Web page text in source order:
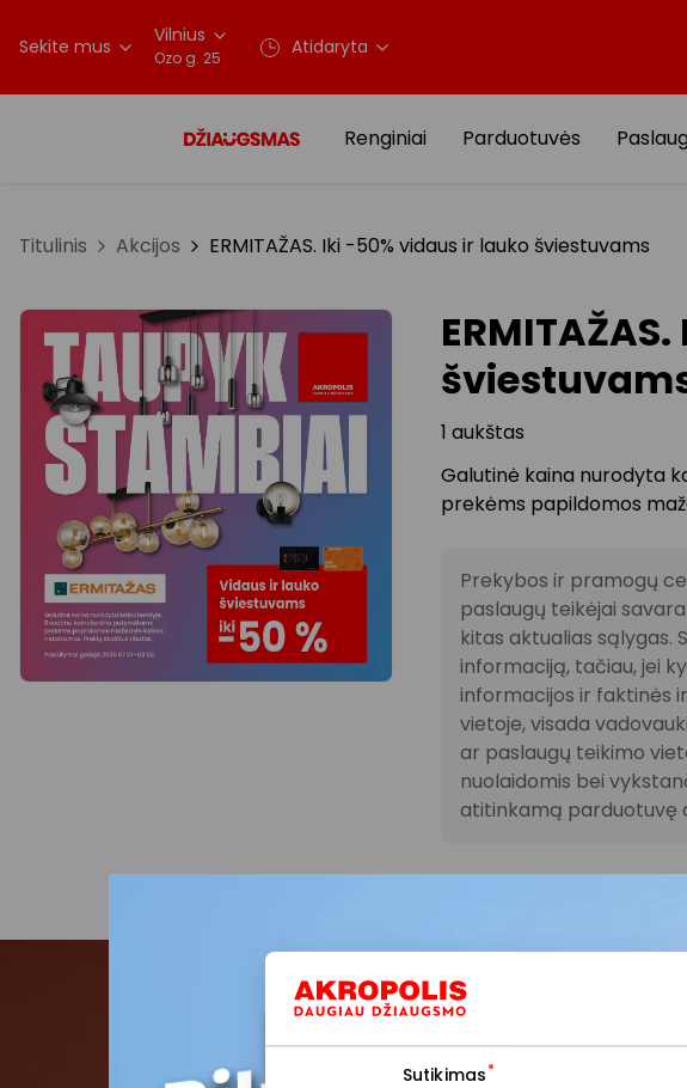
Sutikimas
Sekite mus Vilnius
Ozo g. 25 Atidaryta
Renginiai Parduotuvės
Titulinis Akcijos ERMITAŽAS. Iki -50% vidaus ir lauko šviestuvams
1 aukštas
Galutinė kaina nurodyta
prekėms papildomos
Prekybos ir pramogų
paslaugų teikėjai
kitas aktualias sąlygas.
informaciją, tačiau, jei
informacijos ir faktinės
vietoje, visada
ar paslaugų teikimo
nuolaidomis bei
atitinkamą parduotuvę
Prisijunkite